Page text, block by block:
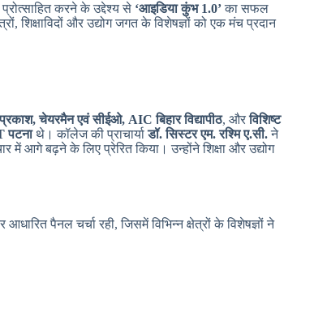
करने के उद्देश्य से ‘आइडिया कुंभ 1.0’का सफल
शिक्षाविदों और उद्योग जगत के विशेषज्ञों को एक मंच प्रदान
चेयरमैन एवं सीईओ, AIC बिहार विद्यापीठ, औरविशिष्ट
पटनाथे। कॉलेज की प्राचार्याडॉ. सिस्टर एम. रश्मि ए.सी.ने
में आगे बढ़ने के लिए प्रेरित किया। उन्होंने शिक्षा और उद्योग
आधारित पैनल चर्चा रही, जिसमें विभिन्न क्षेत्रों के विशेषज्ञों ने